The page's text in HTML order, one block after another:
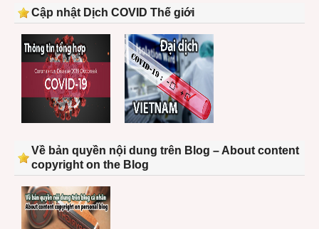
Cập nhật Dịch COVID Thế giới
Về bản quyền nội dung trên Blog – About content
copyright on the Blog